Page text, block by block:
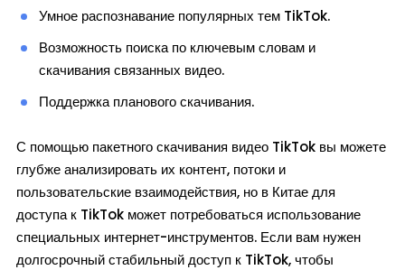
Умное распознавание популярных тем TikTok.
Возможность поиска по ключевым словам и
скачивания связанных видео.
Поддержка планового скачивания.
С помощью пакетного скачивания видео TikTok вы можете
глубже анализировать их контент, потоки и
пользовательские взаимодействия, но в Китае для
доступа к TikTok может потребоваться использование
специальных интернет-инструментов. Если вам нужен
долгосрочный стабильный доступ к TikTok, чтобы